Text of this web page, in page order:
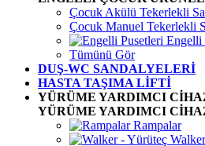
Çocuk Akülü Tekerlekli
Çocuk Manuel Tekerlekli
Engelli
Tümünü Gör
DUŞ-WC SANDALYELERİ
HASTA TAŞIMA LİFTİ
YÜRÜME YARDIMCI
YÜRÜME YARDIMCI
Rampalar